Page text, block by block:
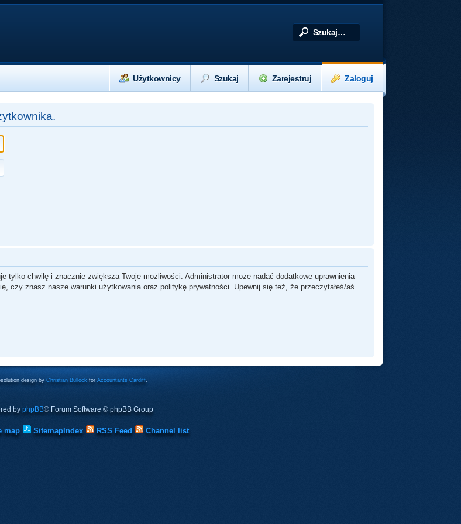
Zaloguj
Zarejestruj
Szukaj
Użytkownicy
tylko chwilę i znacznie zwiększa Twoje możliwości. Administrator może nadać dodatkowe uprawnienia
czy znasz nasze warunki użytkowania oraz politykę prywatności. Upewnij się też, że przeczytałeś/aś
design by Christian Bullock forAccountants Cardiff.
by phpBB® Forum Software © phpBB Group
map SitemapIndex RSS Feed Channel list